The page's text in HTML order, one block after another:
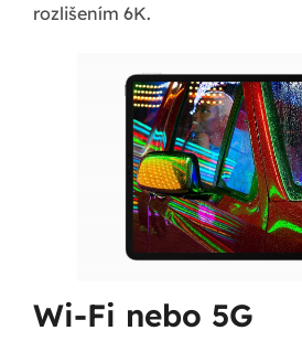
rozlišením 6K.
Wi-Fi nebo 5G